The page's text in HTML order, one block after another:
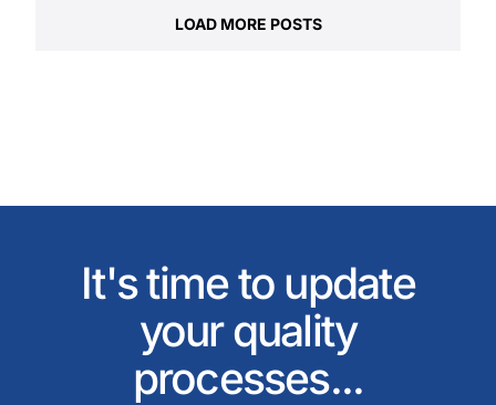
LOAD MORE POSTS
It's time to update
your quality
processes...